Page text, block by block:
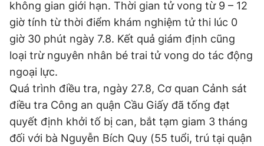
chép dưới mọi hình thức nếu không có sự chấp thuận bằng văn
bản. Phát triển bởi ePi Technologies, JSC.
không gian giới hạn. Thời gian tử vong từ 9 – 12
giờ tính từ thời điểm khám nghiệm tử thi lúc 0
giờ 30 phút ngày 7.8. Kết quả giám định cũng
loại trừ nguyên nhân bé trai tử vong do tác động
ngoại lực.
Quá trình điều tra, ngày 27.8, Cơ quan Cảnh sát
điều tra Công an quận Cầu Giấy đã tống đạt
quyết định khởi tố bị can, bắt tạm giam 3 tháng
đối với bà Nguyễn Bích Quy (55 tuổi, trú tại quận